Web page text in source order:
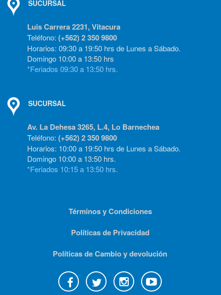
SUCURSAL
Luis Carrera 2231, Vitacura
Teléfono: (+562) 2 350 9800
Horarios: 09:30 a 19:50 hrs de Lunes a Sábado.
Domingo 10:00 a 13:50 hrs
*Feriados 09:30 a 13:50 hrs.
SUCURSAL
Av. La Dehesa 3265, L.4, Lo Barnechea
Teléfono: (+562) 2 350 9800
Horarios: 10:00 a 19:50 hrs de Lunes a Sábado.
Domingo 10:00 a 13:50 hrs.
*Feriados 10:15 a 13:50 hrs.
Términos y Condiciones
Políticas de Privacidad
Políticas de Cambio y devolución